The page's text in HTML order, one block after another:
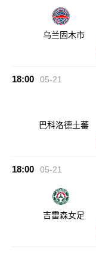
乌兰固木市
18:00 05-21
巴科洛德土蕃
18:00 05-21
吉雷森女足